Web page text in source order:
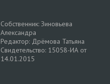
Собственник: Зиновьева
Александра
Редактор: Дрёмова Татьяна
Свидетельство: 15058-ИА от
14.01.2015